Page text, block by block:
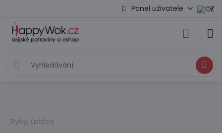
Panel uživatele
Hledat
Ryby, ústřice